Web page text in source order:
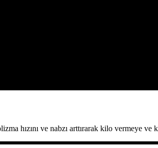
hızını ve nabzı arttırarak kilo vermeye